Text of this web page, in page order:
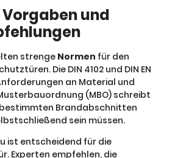
und
strenge Normen für den
Die DIN 4102 und DIN EN
an Material und
(MBO) schreibt
Brandabschnitten
sein müssen.
ist entscheidend für die
Experten empfehlen, die